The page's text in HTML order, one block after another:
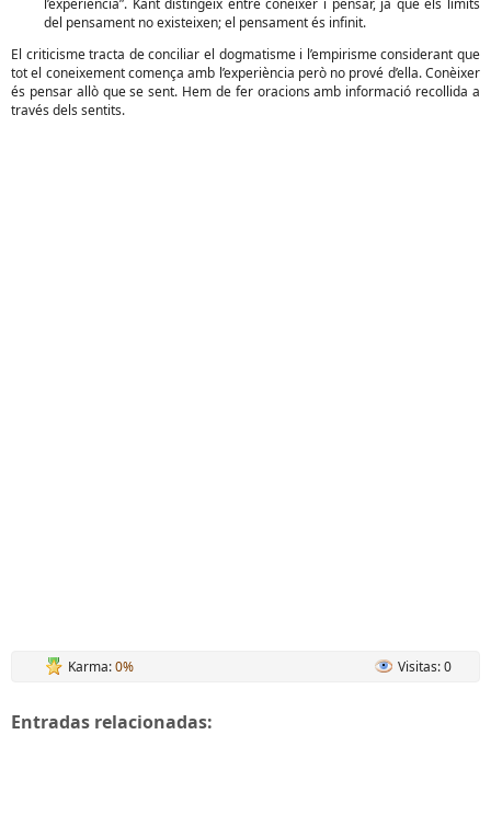
l’experiència”. Kant distingeix entre conèixer i pensar, ja que els límits
del pensament no existeixen; el pensament és infinit.
El criticisme tracta de conciliar el dogmatisme i l’empirisme considerant que
tot el coneixement comença amb l’experiència però no prové d’ella. Conèixer
és pensar allò que se sent. Hem de fer oracions amb informació recollida a
través dels sentits.
Karma:0% Visitas: 0
Entradas relacionadas: